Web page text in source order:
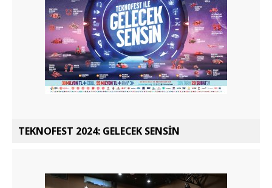
TEKNOFEST 2024: GELECEK SENSİN